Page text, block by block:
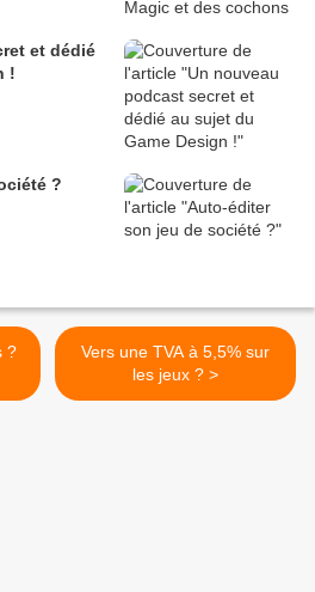
et dédié
!
?
?
Vers une TVA à 5,5% sur
les jeux ? >